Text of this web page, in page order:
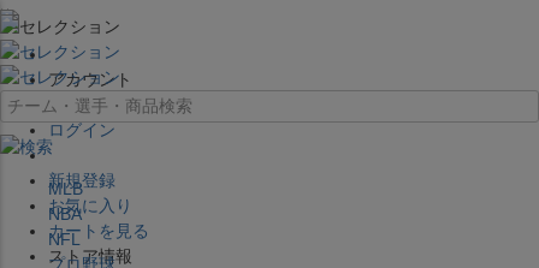
×
アカウント
ログイン
新規登録
お気に入り
カートを見る
ストア情報
MLB
NBA
NFL